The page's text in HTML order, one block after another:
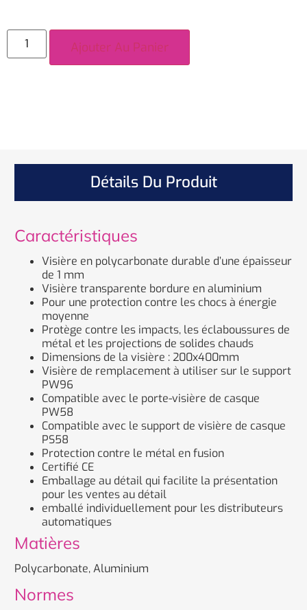
Ajouter Au Panier
Détails Du Produit
Caractéristiques
Visière en polycarbonate durable d’une épaisseur
de 1 mm
Visière transparente bordure en aluminium
Pour une protection contre les chocs à énergie
moyenne
Protège contre les impacts, les éclaboussures de
métal et les projections de solides chauds
Dimensions de la visière : 200x400mm
Visière de remplacement à utiliser sur le support
PW96
Compatible avec le porte-visière de casque
PW58
Compatible avec le support de visière de casque
PS58
Protection contre le métal en fusion
Certifié CE
Emballage au détail qui facilite la présentation
pour les ventes au détail
emballé individuellement pour les distributeurs
automatiques
Matières
Polycarbonate, Aluminium
Normes